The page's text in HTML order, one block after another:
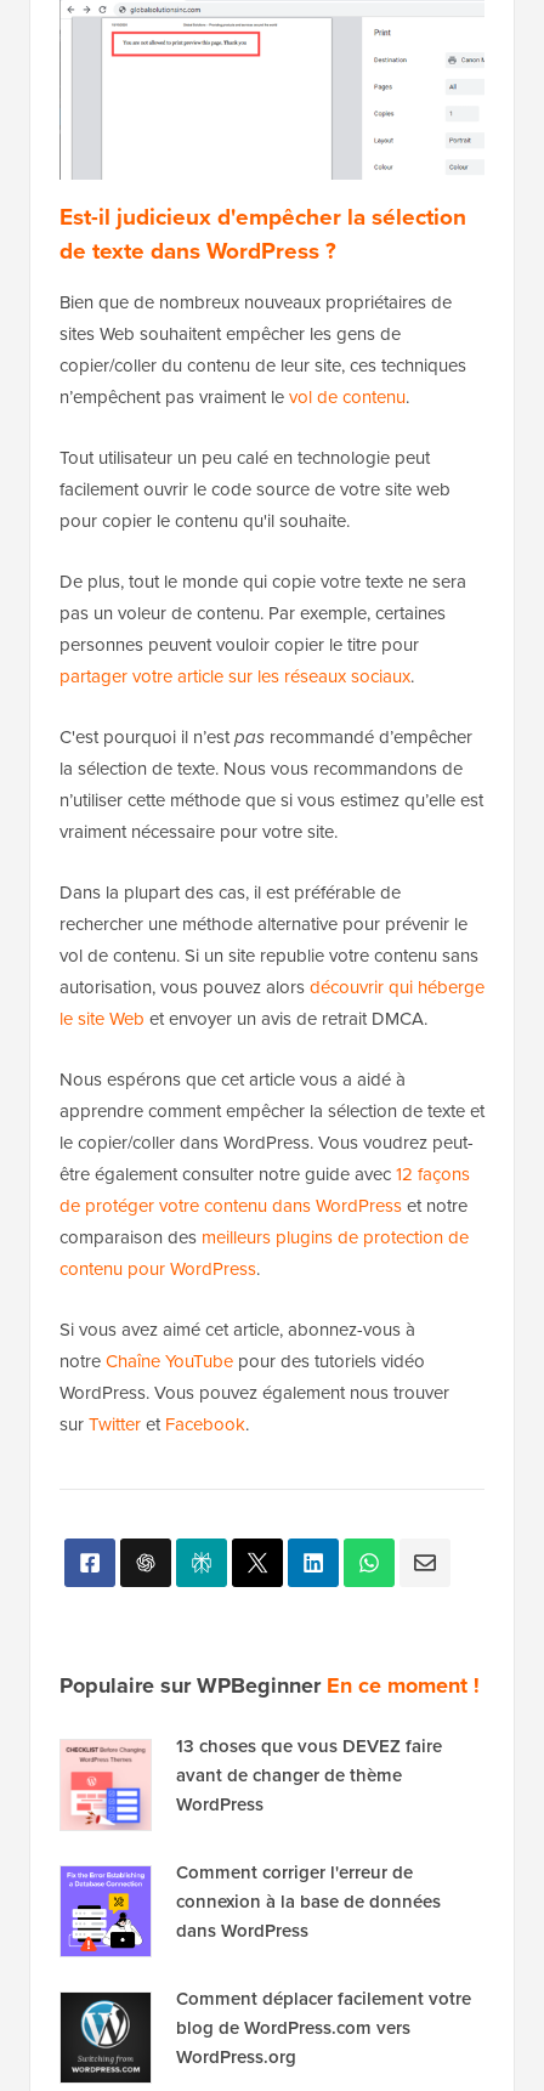
Est-il judicieux d'empêcher la sélection
de texte dans WordPress ?
Bien que de nombreux nouveaux propriétaires de
sites Web souhaitent empêcher les gens de
copier/coller du contenu de leur site, ces techniques
n’empêchent pas vraiment levol de contenu.
Tout utilisateur un peu calé en technologie peut
facilement ouvrir le code source de votre site web
pour copier le contenu qu'il souhaite.
De plus, tout le monde qui copie votre texte ne sera
pas un voleur de contenu. Par exemple, certaines
personnes peuvent vouloir copier le titre pour
partager votre article sur les réseaux sociaux.
C'est pourquoi il n’estpas recommandé d’empêcher
la sélection de texte. Nous vous recommandons de
n’utiliser cette méthode que si vous estimez qu’elle est
vraiment nécessaire pour votre site.
Dans la plupart des cas, il est préférable de
rechercher une méthode alternative pour prévenir le
vol de contenu. Si un site republie votre contenu sans
autorisation, vous pouvez alorsdécouvrir qui héberge
le site Web et envoyer un avis de retrait DMCA.
Nous espérons que cet article vous a aidé à
apprendre comment empêcher la sélection de texte et
le copier/coller dans WordPress. Vous voudrez peut-
être également consulter notre guide avec12 façons
de protéger votre contenu dans WordPresset notre
comparaison des meilleurs plugins de protection de
contenu pour WordPress.
Si vous avez aimé cet article, abonnez-vous à
notreChaîne YouTube pour des tutoriels vidéo
WordPress. Vous pouvez également nous trouver
surTwitteretFacebook.
Populaire sur WPBeginnerEn ce moment !
13 choses que vous DEVEZ faire
avant de changer de thème
WordPress
Comment corriger l'erreur de
connexion à la base de données
dans WordPress
Comment déplacer facilement votre
blog de WordPress.com vers
WordPress.org